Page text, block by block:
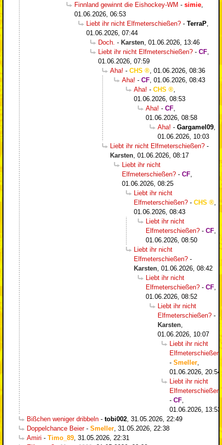
Finnland gewinnt die Eishockey-WM - simie,
01.06.2026, 06:53
Liebt ihr nicht Elfmeterschießen? - TerraP,
01.06.2026, 07:44
Doch. - Karsten, 01.06.2026, 13:46
Liebt ihr nicht Elfmeterschießen? - CF,
01.06.2026, 07:59
Aha! - CHS , 01.06.2026, 08:36
Aha! - CF, 01.06.2026, 08:43
Aha! - CHS
,
01.06.2026, 08:53
Aha! - CF,
01.06.2026, 08:58
Aha! - Gargamel09,
01.06.2026, 10:03
Liebt ihr nicht Elfmeterschießen? -
Karsten, 01.06.2026, 08:17
Liebt ihr nicht
Elfmeterschießen? - CF,
01.06.2026, 08:25
Liebt ihr nicht
Elfmeterschießen? - CHS
,
01.06.2026, 08:43
Liebt ihr nicht
Elfmeterschießen? - CF,
01.06.2026, 08:50
Liebt ihr nicht
Elfmeterschießen? -
Karsten, 01.06.2026, 08:42
Liebt ihr nicht
Elfmeterschießen? - CF,
01.06.2026, 08:52
Liebt ihr nicht
Elfmeterschießen? -
Karsten,
01.06.2026, 10:07
Liebt ihr nicht
- Smeller,
01.06.2026, 20:54
Liebt ihr nicht
- CF,
01.06.2026, 13:53
Bißchen weniger dribbeln - tobi002, 31.05.2026, 22:49
Doppelchance Beier- Smeller, 31.05.2026, 22:38
Amiri - Timo_89, 31.05.2026, 22:31